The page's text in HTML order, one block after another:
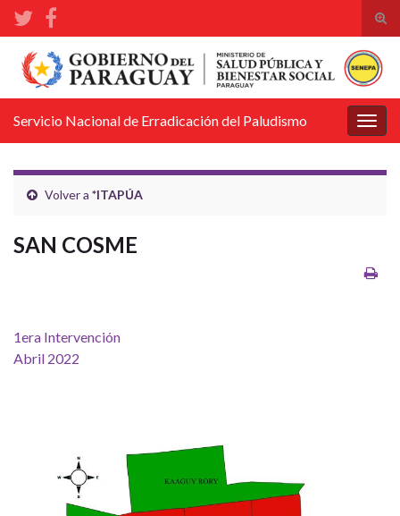
el
de
Search for:
la
Servicio Nacional de Erradicación del Paludismo
Volver a *ITAPÚA
SAN COSME
1era Intervención
Abril 2022